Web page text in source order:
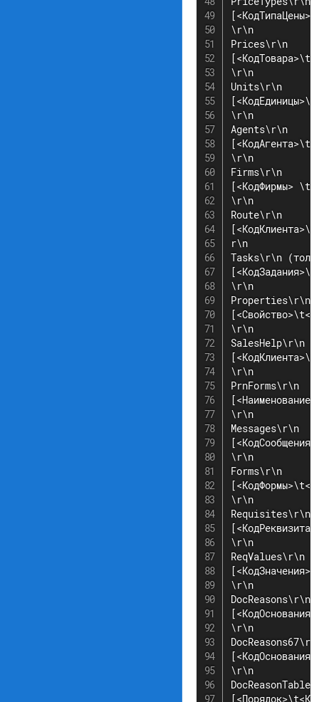
\r\n
Prices\r\n
\r\n
Units\r\n
\r\n
Agents\r\n
\r\n
Firms\r\n
[<КодФирмы>
\r\n
Route\r\n
r\n
Tasks\r\n
\r\n
Properties\r\n
\r\n
SalesHelp\r\n
\r\n
PrnForms\r\n
\r\n
Messages\r\n
\r\n
Forms\r\n
\r\n
Requisites\r\n
\r\n
ReqValues\r\n
\r\n
DocReasons\r\n
\r\n
\r\n